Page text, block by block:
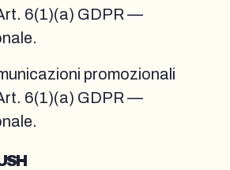
6(1)(a) GDPR —
promozionali
6(1)(a) GDPR —